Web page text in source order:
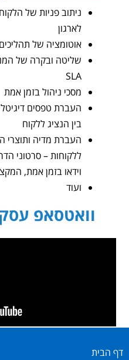
ניתוב פניות של
לארגון
אוטומציה של
שליטה ובקרה של
SLA
מסכי ניהול בזמן אמת
העברת טפסים
בין הנציג ללקוח
העברת מדיה ותוצרי
ללקוחות – סרטוני
וידאו בזמן אמת,
ועוד
וואטסאפ
דף הבית